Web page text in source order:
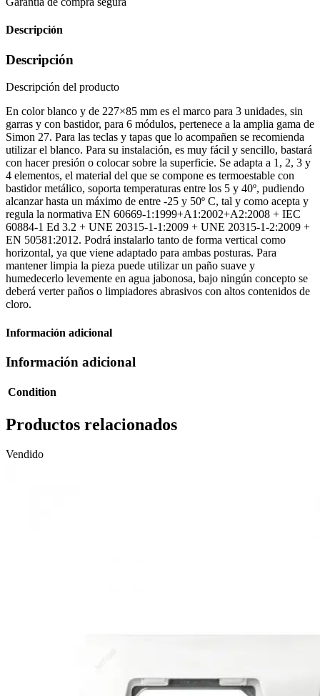
Descripción
Descripción
Descripción del producto
En color blanco y de 227×85 mm es el marco para 3 unidades, sin
garras y con bastidor, para 6 módulos, pertenece a la amplia gama de
Simon 27. Para las teclas y tapas que lo acompañen se recomienda
utilizar el blanco. Para su instalación, es muy fácil y sencillo, bastará
con hacer presión o colocar sobre la superficie. Se adapta a 1, 2, 3 y
4 elementos, el material del que se compone es termoestable con
bastidor metálico, soporta temperaturas entre los 5 y 40º, pudiendo
alcanzar hasta un máximo de entre -25 y 50º C, tal y como acepta y
regula la normativa EN 60669-1:1999+A1:2002+A2:2008 + IEC
60884-1 Ed 3.2 + UNE 20315-1-1:2009 + UNE 20315-1-2:2009 +
EN 50581:2012. Podrá instalarlo tanto de forma vertical como
horizontal, ya que viene adaptado para ambas posturas. Para
mantener limpia la pieza puede utilizar un paño suave y
humedecerlo levemente en agua jabonosa, bajo ningún concepto se
deberá verter paños o limpiadores abrasivos con altos contenidos de
cloro.
Información adicional
Información adicional
Condition
Productos relacionados
Vendido